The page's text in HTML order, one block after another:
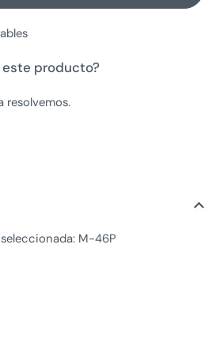
este producto?
resolvemos.
M-46P